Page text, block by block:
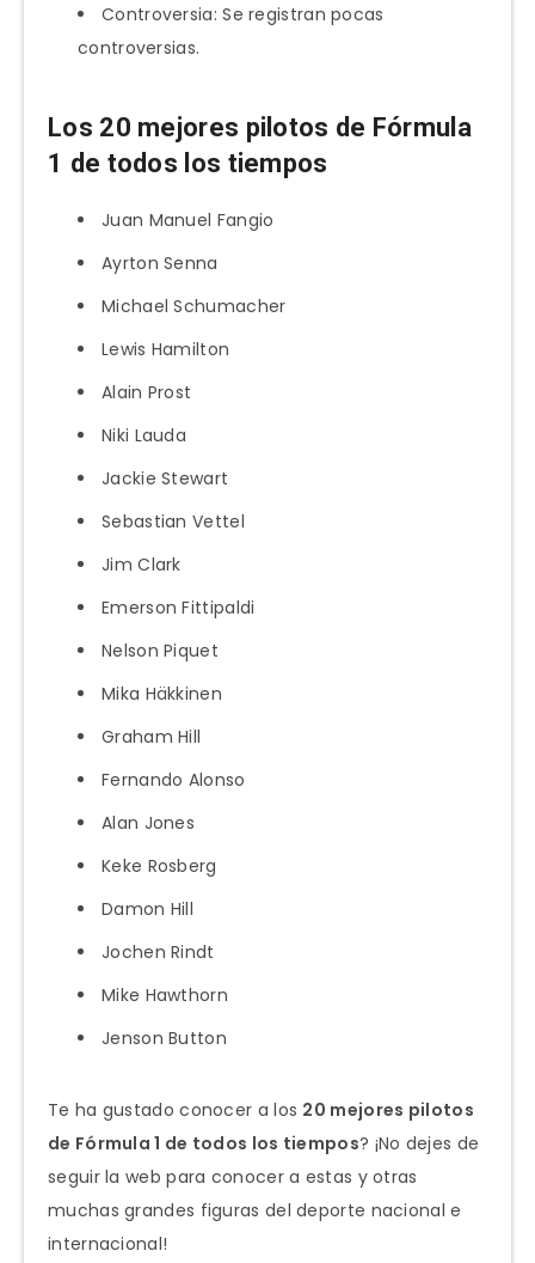
Controversia: Se registran pocas
controversias.
Los 20 mejores pilotos de Fórmula
1 de todos los tiempos
Juan Manuel Fangio
Ayrton Senna
Michael Schumacher
Lewis Hamilton
Alain Prost
Niki Lauda
Jackie Stewart
Sebastian Vettel
Jim Clark
Emerson Fittipaldi
Nelson Piquet
Mika Häkkinen
Graham Hill
Fernando Alonso
Alan Jones
Keke Rosberg
Damon Hill
Jochen Rindt
Mike Hawthorn
Jenson Button
Te ha gustado conocer a los 20 mejores pilotos
de Fórmula 1 de todos los tiempos? ¡No dejes de
seguir la web para conocer a estas y otras
muchas grandes figuras del deporte nacional e
internacional!